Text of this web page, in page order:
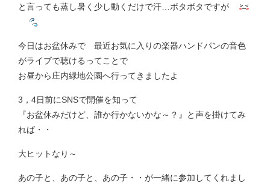
と言っても蒸し暑く少し動くだけで汗…ボタボタですが
今日はお盆休みで 最近お気に入りの楽器ハンドパンの音色
がライブで聴けるってことで
お昼から庄内緑地公園へ行ってきましたよ
3，4日前にSNSで開催を知って
『お盆休みだけど、誰か行かないかな～？』と声を掛けてみ
れば・・
大ヒットなり～
あの子と、あの子と、あの子・・が一緒に参加してくれまし